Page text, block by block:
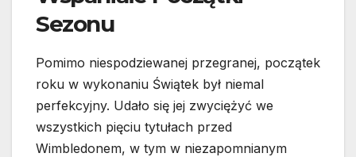
Sezonu
Pomimo niespodziewanej przegranej, początek
roku w wykonaniu Świątek był niemal
perfekcyjny. Udało się jej zwyciężyć we
wszystkich pięciu tytułach przed
Wimbledonem, w tym w niezapomnianym